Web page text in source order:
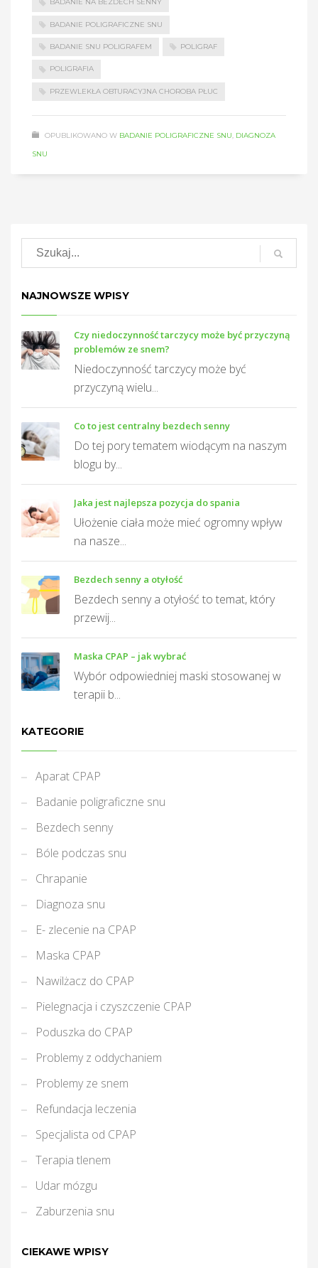
BADANIE NA BEZDECH SENNY
BADANIE POLIGRAFICZNE SNU
BADANIE SNU POLIGRAFEM POLIGRAF
POLIGRAFIA
PRZEWLEKŁA OBTURACYJNA CHOROBA PŁUC
OPUBLIKOWANO W BADANIE POLIGRAFICZNE SNU, DIAGNOZA
SNU
NAJNOWSZE WPISY
Czy niedoczynność tarczycy może być przyczyną
problemów ze snem?
Niedoczynność tarczycy może być
przyczyną wielu...
Co to jest centralny bezdech senny
Do tej pory tematem wiodącym na naszym
blogu by...
Jaka jest najlepsza pozycja do spania
Ułożenie ciała może mieć ogromny wpływ
na nasze...
Bezdech senny a otyłość
Bezdech senny a otyłość to temat, który
przewij...
Maska CPAP – jak wybrać
Wybór odpowiedniej maski stosowanej w
terapii b...
KATEGORIE
Aparat CPAP
Badanie poligraficzne snu
Bezdech senny
Bóle podczas snu
Chrapanie
Diagnoza snu
E- zlecenie na CPAP
Maska CPAP
Nawilżacz do CPAP
Pielegnacja i czyszczenie CPAP
Poduszka do CPAP
Problemy z oddychaniem
Problemy ze snem
Refundacja leczenia
Specjalista od CPAP
Terapia tlenem
Udar mózgu
Zaburzenia snu
CIEKAWE WPISY